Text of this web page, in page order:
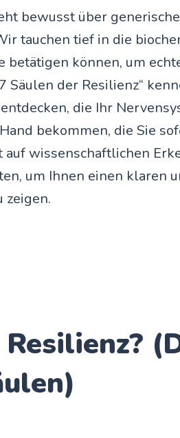
bewusst über
tauchen tief in die
betätigen können, um
Säulen der Resilienz“
die Ihr
bekommen, die Sie
auf wissenschaftlichen
um Ihnen einen klaren
zeigen.